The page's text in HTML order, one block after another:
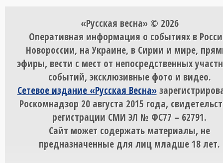
«Русская весна» © 2026
Оперативная информация о событиях в
Новороссии, на Украине, в Сирии и мире,
эфиры, вести с мест от непосредственных
событий, эксклюзивные фото и видео.
Сетевое издание «Русская Весна»
Роскомнадзор 20 августа 2015 года,
регистрации СМИ ЭЛ № ФС77 – 62791.
Сайт может содержать материалы, не
предназначенные для лиц младше 18 лет.